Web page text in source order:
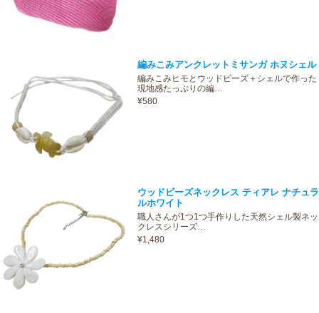
編みこみアンクレットミサンガ ホヌシェル
編みこみヒモとウッドビーズ＋シェルで作った
現地感たっぷりの編…
¥580
ウッドビーズネックレス ティアレ ナチュラ
ルホワイト
職人さんが1つ1つ手作りした天然シェル製ネッ
クレスシリーズ…
¥1,480